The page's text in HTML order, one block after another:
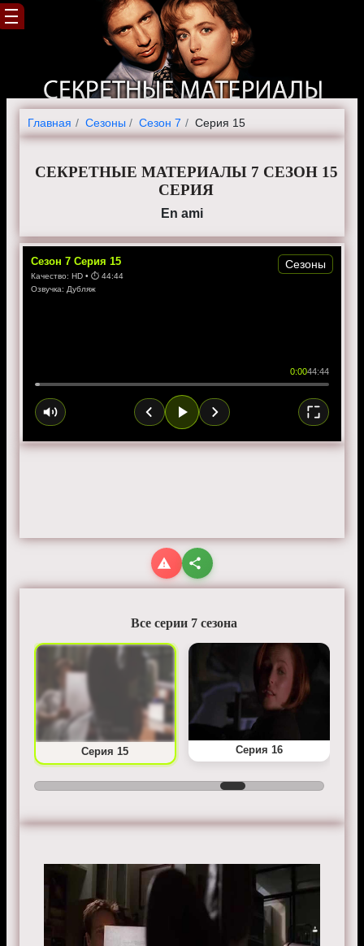
Главная Cезоны Сезон 7 Серия 15
СЕКРЕТНЫЕ МАТЕРИАЛЫ 7 СЕЗОН 15
СЕРИЯ
En ami
Сезон 7 Серия 15
Качество: HD • ⏱ 44:44
Озвучка: Дубляж
0:0044:44
Сезоны
Все серии 7 сезона
Серия 15 Серия 16